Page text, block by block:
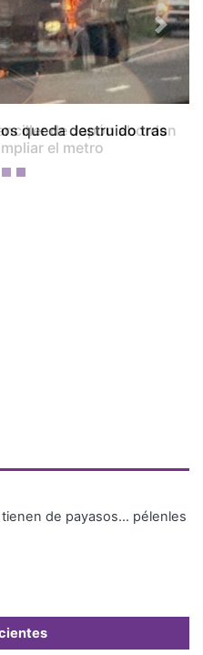
queda destruido tras
Next
tienen de payasos… pélenles